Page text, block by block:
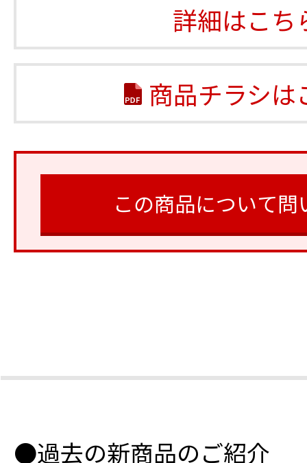
詳細はこち
商品チラシは
この商品について
●過去の新商品のご紹介